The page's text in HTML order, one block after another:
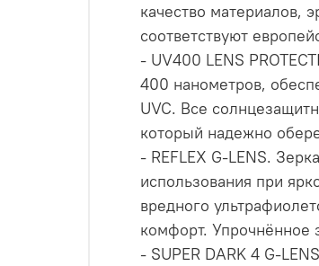
качество материалов,
соответствуют
- UV400 LENS
400 нанометров,
UVC. Все
который надежно
- REFLEX G-LENS.
использования при
вредного
комфорт. Упрочнённое
- SUPER DARK 4 G-